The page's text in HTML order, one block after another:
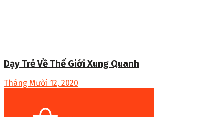
Dạy Trẻ Về Thế Giới Xung Quanh
Tháng Mười 12, 2020